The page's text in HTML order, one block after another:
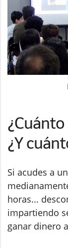
¿Y
Si acudes a
horas...
impartiendo
ganar dinero